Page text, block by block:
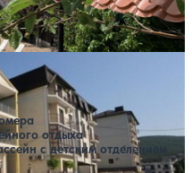
Расстояние до пляжа: 700 метров.
отдыха
с детским отделением
на выбранные даты
вариант